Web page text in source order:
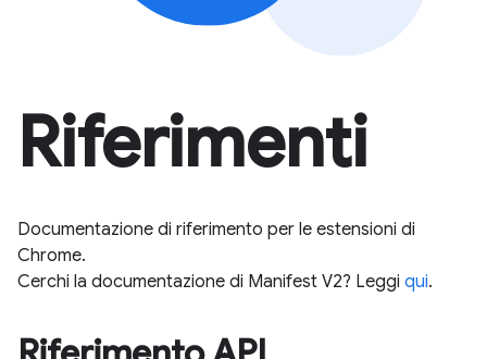
Riferimenti
Documentazione di riferimento per le estensioni di
Chrome.
Cerchi la documentazione di Manifest V2? Leggi qui.